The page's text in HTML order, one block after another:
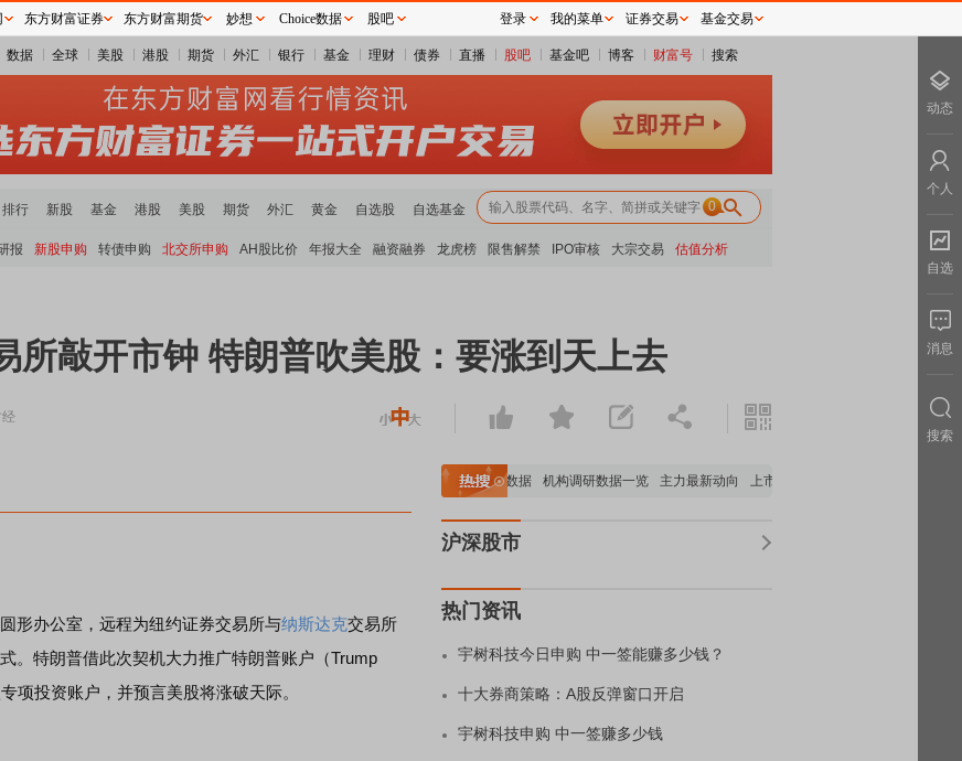
数据 全球 美股 港股 期货 外汇 银行 基金 理财 债券 直播 股吧 基金吧 博客 财富号 搜索
排行 新股 基金 港股 美股 期货 外汇 黄金 自选股 自选基金 0
报 新股申购 转债申购 北交所申购 AH股比价 年报大全 融资融券 龙虎榜 限售解禁 IPO审核 大宗交易 估值分析
所敲开市钟 特朗普吹美股：要涨到天上去
经
办公室，远程为纽约证券交易所与纳斯达克交易所
。特朗普借此次契机大力推广特朗普账户（Trump
投资账户，并预言美股将涨破天际。
重要机构持股数据 机构调研数据一览 主力最新动向 上市公司限售股解禁一览
沪深股市
热门资讯
宇树科技今日申购 中一签能赚多少钱？
十大券商策略：A股反弹窗口开启
宇树科技申购 中一签赚多少钱
东方财富证券 东方财富期货 妙想 Choice数据 股吧 登录 我的菜单 证券交易 基金交易
动态
个人
自选
消息
搜索